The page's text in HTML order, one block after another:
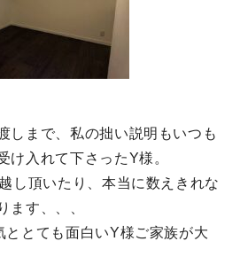
しまで、私の拙い説明もいつも
け入れて下さったY様。
し頂いたり、本当に数えきれな
ます、、、
ととても面白いY様ご家族が大